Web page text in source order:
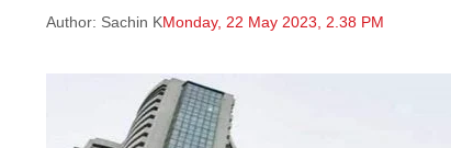
Author: Sachin KMonday, 22 May 2023, 2.38 PM